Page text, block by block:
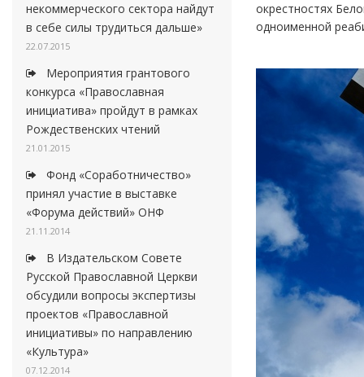
некоммерческого сектора найдут
в себе силы трудиться дальше»
22.07.2015
Мероприятия грантового
конкурса «Православная
инициатива» пройдут в рамках
Рождественских чтений
21.01.2015
Фонд «Соработничество»
принял участие в выставке
«Форума действий» ОНФ
21.11.2014
В Издательском Совете
Русской Православной Церкви
обсудили вопросы экспертизы
проектов «Православной
инициативы» по направлению
«Культура»
07.12.2014
окрестностях
одноименной